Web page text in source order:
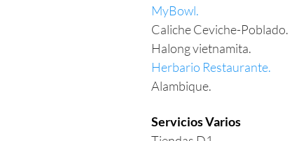
MyBowl.
Caliche Ceviche-Poblado.
Halong vietnamita.
Herbario Restaurante.
Alambique.
Servicios Varios